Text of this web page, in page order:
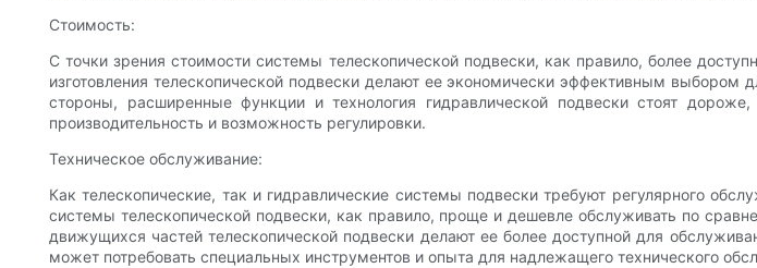
Стоимость:
С точки зрения стоимости системы телескопической подвески, как правило, более
изготовления телескопической подвески делают ее экономически эффективным
стороны, расширенные функции и технология гидравлической подвески стоят
производительность и возможность регулировки.
Техническое обслуживание:
Как телескопические, так и гидравлические системы подвески требуют регулярного
системы телескопической подвески, как правило, проще и дешевле обслуживать по
движущихся частей телескопической подвески делают ее более доступной для
может потребовать специальных инструментов и опыта для надлежащего технического